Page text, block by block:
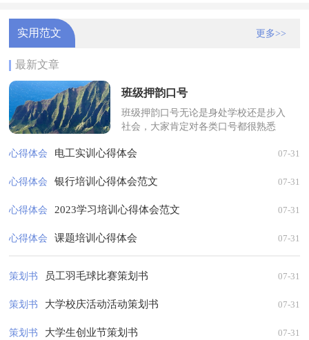
实用范文 更多>>
最新文章
班级押韵口号
班级押韵口号无论是身处学校还是步入
社会，大家肯定对各类口号都很熟悉
动作用的简短句子。那些被广泛运用
心得体会 电工实训心得体会 07-31
心得体会 银行培训心得体会范文 07-31
心得体会 2023学习培训心得体会范文 07-31
心得体会 课题培训心得体会 07-31
策划书 员工羽毛球比赛策划书 07-31
策划书 大学校庆活动活动策划书 07-31
策划书 大学生创业节策划书 07-31